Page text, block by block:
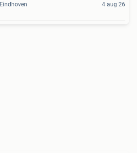
Eindhoven 4 aug 26